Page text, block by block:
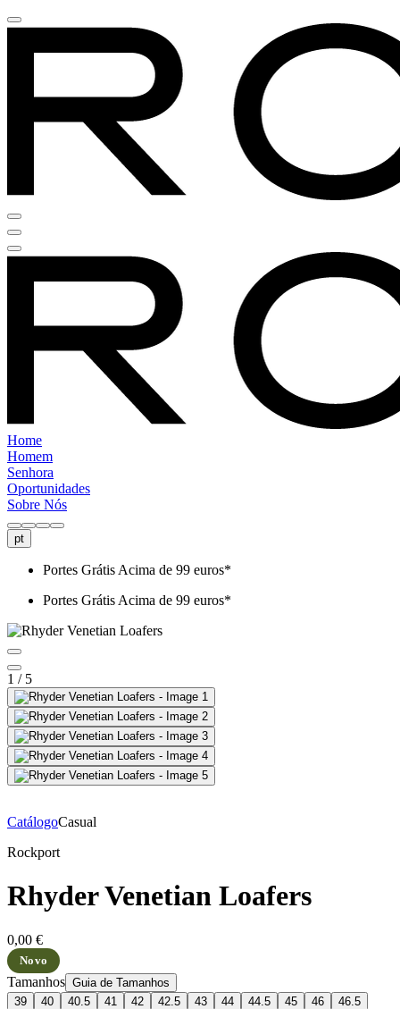
Home
Homem
Senhora
Oportunidades
Sobre Nós
pt
Portes Grátis Acima de 99 euros*
Portes Grátis Acima de 99 euros*
1 / 5
CatálogoCasual
Rockport
Rhyder Venetian Loafers
0,00 €
Novo
Tamanhos Guia de Tamanhos
39
40 40.5 41 42 42.5 43 44 44.5 45 46 46.5